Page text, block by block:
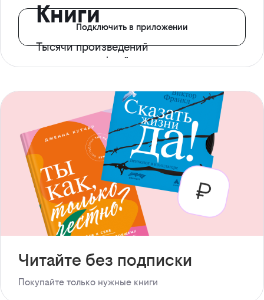
Книги
Тысячи произведений
с доступом офлайн
Подключить в приложении
Читайте без подписки
Покупайте только нужные книги